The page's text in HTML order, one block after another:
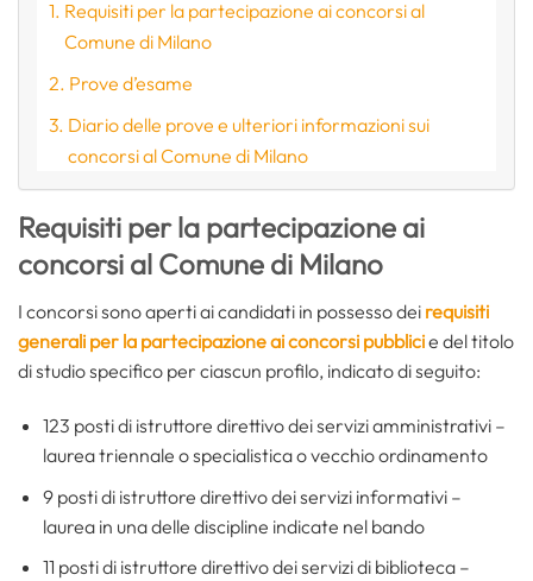
Requisiti per la partecipazione ai concorsi al
Comune di Milano
Prove d’esame
Diario delle prove e ulteriori informazioni sui
concorsi al Comune di Milano
Requisiti per la partecipazione ai
concorsi al Comune di Milano
I concorsi sono aperti ai candidati in possesso dei requisiti
generali per la partecipazione ai concorsi pubblicie del titolo
di studio specifico per ciascun profilo, indicato di seguito:
123 posti di istruttore direttivo dei servizi amministrativi –
laurea triennale o specialistica o vecchio ordinamento
9 posti di istruttore direttivo dei servizi informativi –
laurea in una delle discipline indicate nel bando
11 posti di istruttore direttivo dei servizi di biblioteca –